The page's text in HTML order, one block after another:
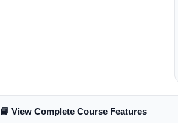
📘 View Complete Course Features